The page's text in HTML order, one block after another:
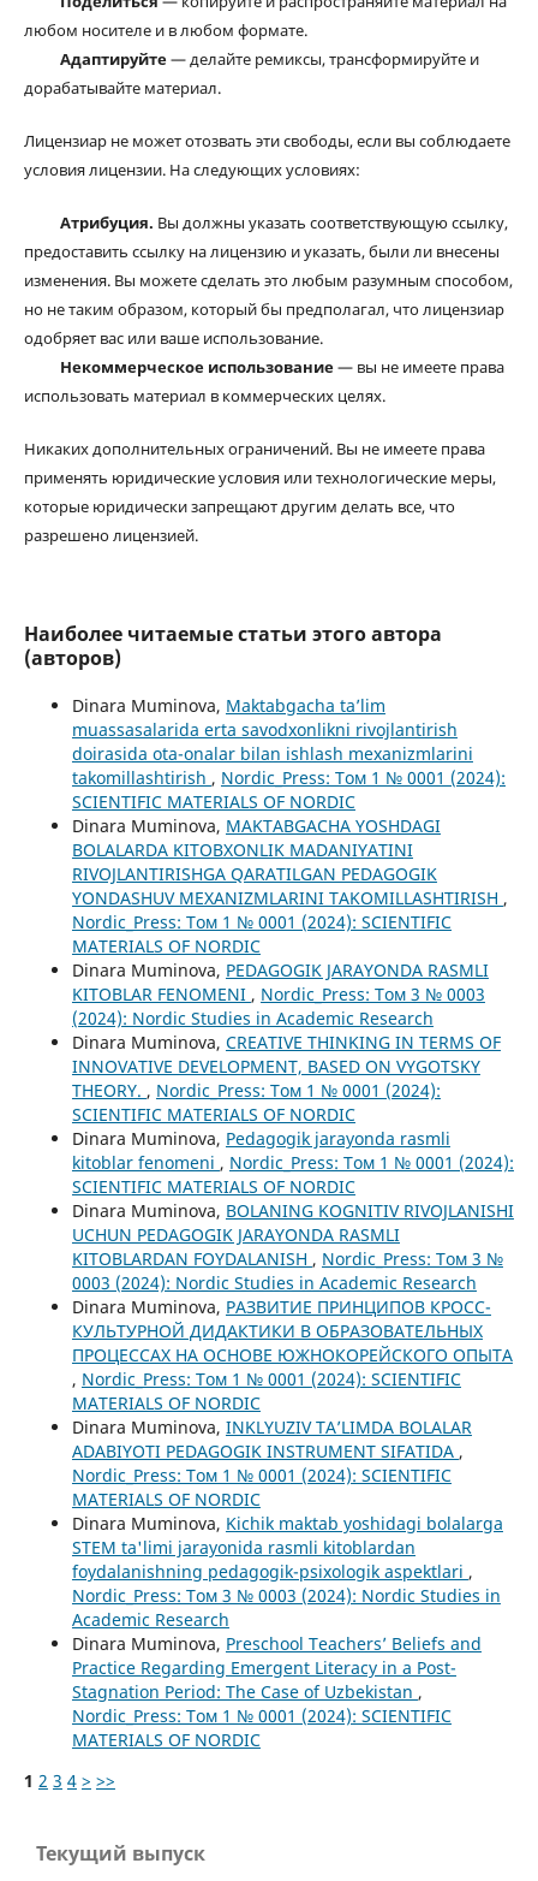
любом носителе и в любом формате.
Адаптируйте— делайте ремиксы, трансформируйте и
дорабатывайте материал.
Лицензиар не может отозвать эти свободы, если вы соблюдаете
условия лицензии. На следующих условиях:
Атрибуция. Вы должны указать соответствующую ссылку,
предоставить ссылку на лицензию и указать, были ли внесены
изменения. Вы можете сделать это любым разумным способом,
но не таким образом, который бы предполагал, что лицензиар
одобряет вас или ваше использование.
Некоммерческое использование— вы не имеете права
использовать материал в коммерческих целях.
Никаких дополнительных ограничений. Вы не имеете права
применять юридические условия или технологические меры,
которые юридически запрещают другим делать все, что
разрешено лицензией.
Наиболее читаемые статьи этого автора
(авторов)
Dinara Muminova, Maktabgacha ta’lim
muassasalarida erta savodxonlikni rivojlantirish
doirasida ota-onalar bilan ishlash mexanizmlarini
takomillashtirish , Nordic_Press: Том 1 № 0001 (2024):
SCIENTIFIC MATERIALS OF NORDIC
Dinara Muminova, MAKTABGACHA YOSHDAGI
BOLALARDA KITOBXONLIK MADANIYATINI
RIVOJLANTIRISHGA QARATILGAN PEDAGOGIK
YONDASHUV MEXANIZMLARINI TAKOMILLASHTIRISH ,
Nordic_Press: Том 1 № 0001 (2024): SCIENTIFIC
MATERIALS OF NORDIC
Dinara Muminova, PEDAGOGIK JARAYONDA RASMLI
KITOBLAR FENOMENI , Nordic_Press: Том 3 № 0003
(2024): Nordic Studies in Academic Research
Dinara Muminova, CREATIVE THINKING IN TERMS OF
INNOVATIVE DEVELOPMENT, BASED ON VYGOTSKY
THEORY. , Nordic_Press: Том 1 № 0001 (2024):
SCIENTIFIC MATERIALS OF NORDIC
Dinara Muminova, Pedagogik jarayonda rasmli
kitoblar fenomeni , Nordic_Press: Том 1 № 0001 (2024):
SCIENTIFIC MATERIALS OF NORDIC
Dinara Muminova, BOLANING KOGNITIV RIVOJLANISHI
UCHUN PEDAGOGIK JARAYONDA RASMLI
KITOBLARDAN FOYDALANISH , Nordic_Press: Том 3 №
0003 (2024): Nordic Studies in Academic Research
Dinara Muminova, РАЗВИТИЕ ПРИНЦИПОВ КРОСС-
КУЛЬТУРНОЙ ДИДАКТИКИ В ОБРАЗОВАТЕЛЬНЫХ
ПРОЦЕССАХ НА ОСНОВЕ ЮЖНОКОРЕЙСКОГО ОПЫТА
, Nordic_Press: Том 1 № 0001 (2024): SCIENTIFIC
MATERIALS OF NORDIC
Dinara Muminova, INKLYUZIV TA’LIMDA BOLALAR
ADABIYOTI PEDAGOGIK INSTRUMENT SIFATIDA ,
Nordic_Press: Том 1 № 0001 (2024): SCIENTIFIC
MATERIALS OF NORDIC
Dinara Muminova, Kichik maktab yoshidagi bolalarga
STEM ta'limi jarayonida rasmli kitoblardan
foydalanishning pedagogik-psixologik aspektlari ,
Nordic_Press: Том 3 № 0003 (2024): Nordic Studies in
Academic Research
Dinara Muminova, Preschool Teachers’ Beliefs and
Practice Regarding Emergent Literacy in a Post-
Stagnation Period: The Case of Uzbekistan ,
Nordic_Press: Том 1 № 0001 (2024): SCIENTIFIC
MATERIALS OF NORDIC
1 2 3 4 > >>
Текущий выпуск